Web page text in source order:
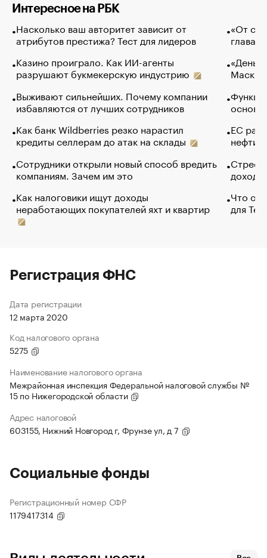
Интересное на РБК
Насколько ваш авторитет зависит от
атрибутов престижа? Тест для лидеров
Казино проиграло. Как ИИ-агенты
разрушают букмекерскую индустрию
Выживают сильнейших. Почему компании
избавляются от лучших сотрудников
Как банк Wildberries резко нарастил
кредиты селлерам до атак на склады
Сотрудники открыли новый способ вредить
компаниям. Зачем им это
Как налоговики ищут доходы
неработающих покупателей яхт и квартир
«От
глава
Маск в
основ
ЕС
нефти
Что
для
Регистрация ФНС
Дата регистрации
12 марта 2020
Код налогового органа
5275
Наименование налогового органа
Межрайонная инспекция Федеральной налоговой службы №
15 по Нижегородской области
Адрес налоговой
603155, Нижний Новгород г, Фрунзе ул, д 7
Социальные фонды
Регистрационный номер СФР
1179417314